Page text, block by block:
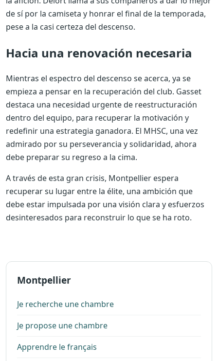
de sí por la camiseta y honrar el final de la temporada,
pese a la casi certeza del descenso.
Hacia una renovación necesaria
Mientras el espectro del descenso se acerca, ya se
empieza a pensar en la recuperación del club. Gasset
destaca una necesidad urgente de reestructuración
dentro del equipo, para recuperar la motivación y
redefinir una estrategia ganadora. El MHSC, una vez
admirado por su perseverancia y solidaridad, ahora
debe preparar su regreso a la cima.
A través de esta gran crisis, Montpellier espera
recuperar su lugar entre la élite, una ambición que
debe estar impulsada por una visión clara y esfuerzos
desinteresados ​​para reconstruir lo que se ha roto.
Montpellier
Je recherche une chambre
Je propose une chambre
Apprendre le français